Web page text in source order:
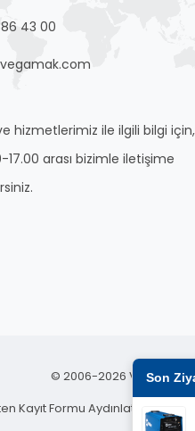
43 00
hizmetlerimiz ile ilgili bilgi
17.00 arası bizimle iletişime
© 2006-2026 Vega
Kayıt Formu Aydınlatma Metni
Son